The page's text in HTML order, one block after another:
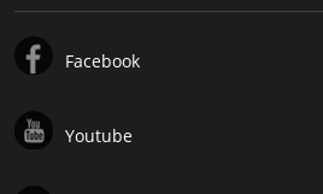
Facebook
Youtube